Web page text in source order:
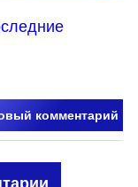
комментарий